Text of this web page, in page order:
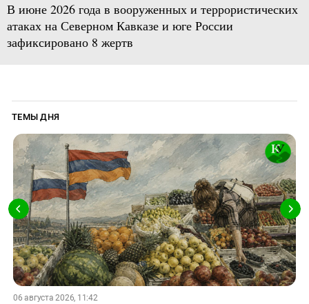
В июне 2026 года в вооруженных и террористических
атаках на Северном Кавказе и юге России
зафиксировано 8 жертв
ТЕМЫ ДНЯ
06 августа 2026, 11:42